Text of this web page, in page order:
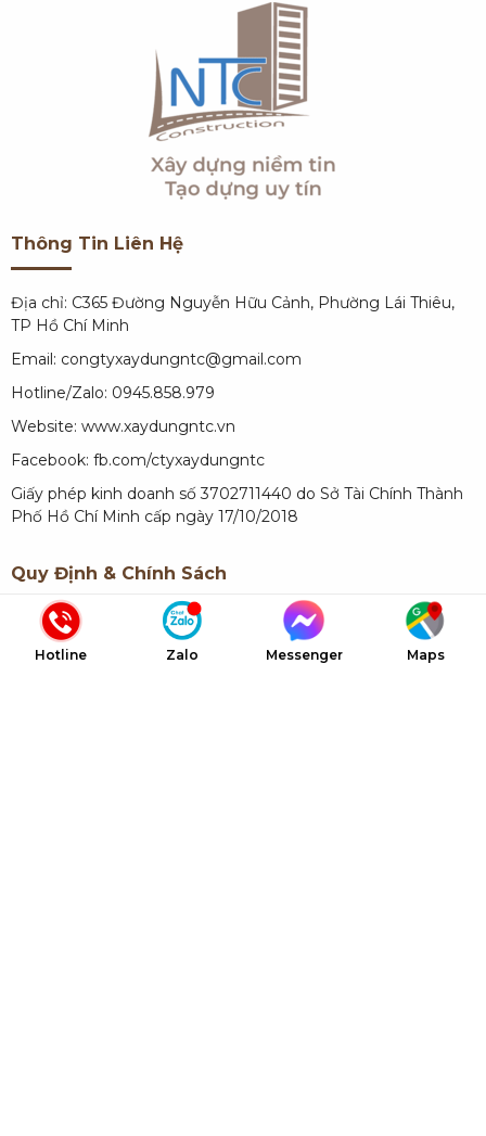
Thông Tin Liên Hệ
Địa chỉ: C365 Đường Nguyễn Hữu Cảnh, Phường Lái Thiêu,
TP Hồ Chí Minh
Email: congtyxaydungntc@gmail.com
Hotline/Zalo: 0945.858.979
Website: www.xaydungntc.vn
Facebook: fb.com/ctyxaydungntc
Giấy phép kinh doanh số 3702711440 do Sở Tài Chính Thành
Phố Hồ Chí Minh cấp ngày 17/10/2018
Quy Định & Chính Sách
Quy định về thanh toán
Hotline Zalo Messenger Maps